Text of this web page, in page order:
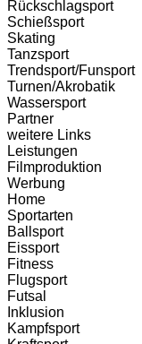
Rückschlagsport
Schießsport
Skating
Tanzsport
Trendsport/Funsport
Turnen/Akrobatik
Wassersport
Partner
weitere Links
Leistungen
Filmproduktion
Werbung
Home
Sportarten
Ballsport
Eissport
Fitness
Flugsport
Futsal
Inklusion
Kampfsport